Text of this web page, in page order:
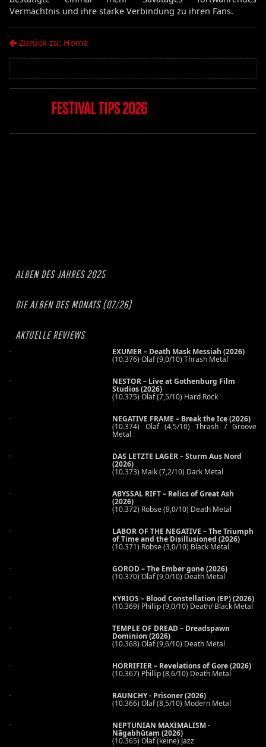
ALBEN DES JAHRES 2025
DIE ALBEN DES MONATS (07/26)
AKTUELLE REVIEWS
EXUMER – Death Mask Messiah (2026)
(10.376) Olaf (9,0/10) Thrash Metal
NESTOR – Live at Gothenburg Film
Studios (2026)
(10.375) Olaf (7,5/10) Hard Rock
NEGATIVE FRAME – Break the Ice (2026)
(10.374) Olaf (4,5/10) Thrash / Groove
Metal
DAS LETZTE LAGER – Sturm Aus Nord
(2026)
(10.373) Maik (7,2/10) Dark Metal
ABYSSAL RIFT – Relics of Great Ash
(2026)
(10.372) Robse (9,0/10) Death Metal
LABOR OF THE NEGATIVE – The Triumph
of Time and the Disillusioned (2026)
(10.371) Robse (3,0/10) Black Metal
GOROD – The Ember gone (2026)
(10.370) Olaf (9,0/10) Death Metal
KYRIOS – Blood Constellation (EP) (2026)
(10.369) Phillip (9,0/10) Death/ Black Metal
TEMPLE OF DREAD – Dreadspawn
Dominion (2026)
(10.368) Olaf (9,6/10) Death Metal
HORRIFIER – Revelations of Gore (2026)
(10.367) Phillip (8,6/10) Death Metal
RAUNCHY - Prisoner (2026)
(10.366) Olaf (8,5/10) Modern Metal
NEPTUNIAN MAXIMALISM -
Nāgabhūtaṃ (2026)
(10.365) Olaf (keine) Jazz
Vermächtnis und ihre starke Verbindung zu ihren Fans.
Zurück zu: Home
FESTIVAL TIPS 2026